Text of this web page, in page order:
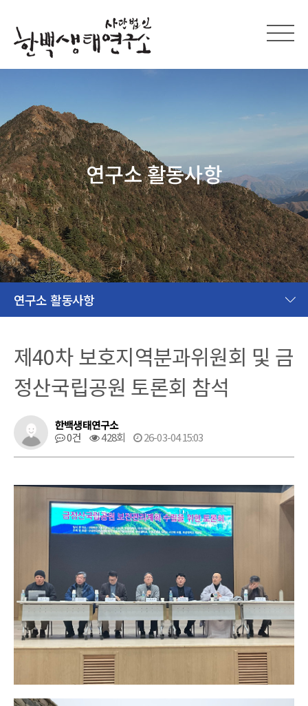
연구소 활동사항
연구소 활동사항
제40차 보호지역분과위원회 및 금
정산국립공원 토론회 참석
한백생태연구소
0건
428회 26-03-04 15:03